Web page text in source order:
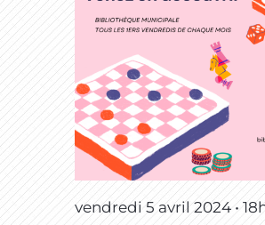
vendredi 5 avril 2024 •